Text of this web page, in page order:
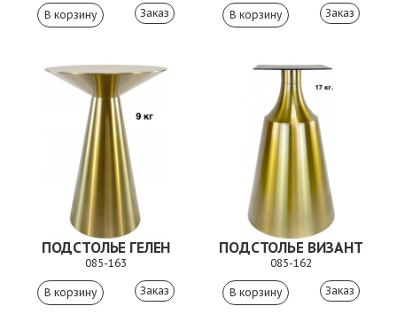
Заказ Заказ
ПОДСТОЛЬЕ ГЕЛЕН
085-163
Заказ
ПОДСТОЛЬЕ ВИЗАНТ
085-162
Заказ